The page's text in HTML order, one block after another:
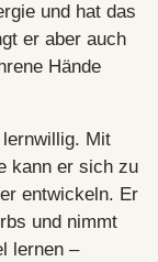
und hat das
er aber auch
Hände
Mit
kann er sich zu
entwickeln. Er
und nimmt
lernen –